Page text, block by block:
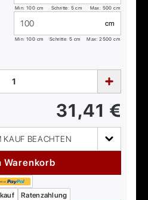
Min: 100 cm Schritte: 5 cm Max: 500 cm
cm
Min: 100 cm Schritte: 5 cm Max:2500 cm
31,41 €
KAUF BEACHTEN
Warenkorb
Ratenzahlung